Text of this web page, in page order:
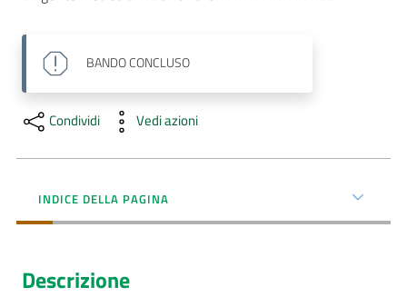
Comunica
BANDOCONCLUSO
Condividi Vedi azioni
INDICE DELLA PAGINA
Descrizione